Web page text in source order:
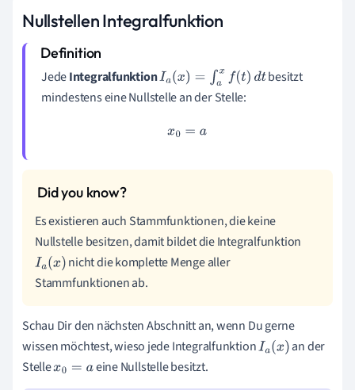
Nullstellen Integralfunktion
JedeIntegralfunktionIa(x)=∫ axf (t)d t
besitzt
mindestens eine Nullstelle an der Stelle:
x0=a
Es existieren auch Stammfunktionen, die keine
Nullstelle besitzen, damit bildet die Integralfunktion
Ia(x)
nicht die komplette Menge aller
Stammfunktionen ab.
Schau Dir den nächsten Abschnitt an, wenn Du gerne
wissen möchtest, wieso jede IntegralfunktionIa(x)
an der
Stellex0= a eine Nullstelle besitzt.